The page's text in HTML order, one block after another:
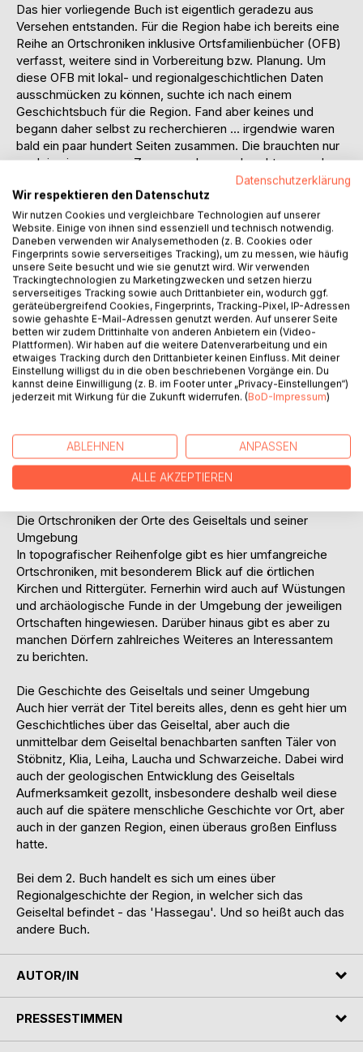
Das hier vorliegende Buch ist eigentlich geradezu aus
Versehen entstanden. Für die Region habe ich bereits eine
Reihe an Ortschroniken inklusive Ortsfamilienbücher (OFB)
verfasst, weitere sind in Vorbereitung bzw. Planung. Um
diese OFB mit lokal- und regionalgeschichtlichen Daten
ausschmücken zu können, suchte ich nach einem
Geschichtsbuch für die Region. Fand aber keines und
begann daher selbst zu recherchieren ... irgendwie waren
bald ein paar hundert Seiten zusammen. Die brauchten nur
noch in einem neuen Zusammenhang gebracht zu werden,
mit weiteren Informationen ergänzt und abgerundet und
fertig war das Buch, besser gesagt, zwei
zusammenhängende Bücher.
Na ja, nicht ganz, kaum war es fast fertig, kam ich mehr
und mehr in Konflikt mit der allgemeinen Auffassung eines
umfassenden Bevölkerungsaustausches östlich der Elbe-
Saale-Linie zu Beginn des Mittelalters, der auch starke
Auswirkungen auf den Saale-Unstrut-Raum hatte.
Nachdem ich mich in dieser Richtung tiefer gehender
beschäftigte, merkte ich, dass ich diesbezüglich nicht der
Einzige war. Ich entdeckte, dass eine ganze Reihe von
Autoren in diese Richtung weisende Ansichten hatten,
wenn auch zumeist unterschiedliche und nicht
Die Entstehungsgeschichte des Buches führte dazu, dass
das vorliegende Buch eigentlich aus zwei unabhängigen
Teilen besteht:
Die Ortschroniken der Orte des Geiseltals und seiner
Umgebung
In topografischer Reihenfolge gibt es hier umfangreiche
Ortschroniken, mit besonderem Blick auf die örtlichen
Kirchen und Rittergüter. Fernerhin wird auch auf Wüstungen
und archäologische Funde in der Umgebung der jeweiligen
Ortschaften hingewiesen. Darüber hinaus gibt es aber zu
manchen Dörfern zahlreiches Weiteres an Interessantem
zu berichten.
Die Geschichte des Geiseltals und seiner Umgebung
Auch hier verrät der Titel bereits alles, denn es geht hier um
Geschichtliches über das Geiseltal, aber auch die
unmittelbar dem Geiseltal benachbarten sanften Täler von
Stöbnitz, Klia, Leiha, Laucha und Schwarzeiche. Dabei wird
auch der geologischen Entwicklung des Geiseltals
Aufmerksamkeit gezollt, insbesondere deshalb weil diese
auch auf die spätere menschliche Geschichte vor Ort, aber
auch in der ganzen Region, einen überaus großen Einfluss
hatte.
Bei dem 2. Buch handelt es sich um eines über
Regionalgeschichte der Region, in welcher sich das
Geiseltal befindet - das 'Hassegau'. Und so heißt auch das
andere Buch.
AUTOR/IN
PRESSESTIMMEN
Datenschutzerklärung
Wir respektieren den Datenschutz
Wir nutzen Cookies und vergleichbare Technologien auf unserer
Website. Einige von ihnen sind essenziell und technisch notwendig.
Daneben verwenden wir Analysemethoden (z. B. Cookies oder
Fingerprints sowie serverseitiges Tracking), um zu messen, wie häufig
unsere Seite besucht und wie sie genutzt wird. Wir verwenden
Trackingtechnologien zu Marketingzwecken und setzen hierzu
serverseitiges Tracking sowie auch Drittanbieter ein, wodurch ggf.
geräteübergreifend Cookies, Fingerprints, Tracking-Pixel, IP-Adressen
sowie gehashte E-Mail-Adressen genutzt werden. Auf unserer Seite
betten wir zudem Drittinhalte von anderen Anbietern ein (Video-
Plattformen). Wir haben auf die weitere Datenverarbeitung und ein
etwaiges Tracking durch den Drittanbieter keinen Einfluss. Mit deiner
Einstellung willigst du in die oben beschriebenen Vorgänge ein. Du
kannst deine Einwilligung (z. B. im Footer unter „Privacy-Einstellungen“)
jederzeit mit Wirkung für die Zukunft widerrufen. (BoD-Impressum)
ABLEHNEN ANPASSEN
ALLE AKZEPTIEREN